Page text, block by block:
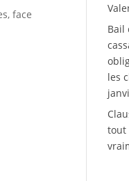
face
Bail
les
tout